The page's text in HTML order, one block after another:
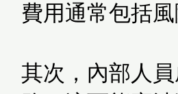
費用通常包括
其次，內部人